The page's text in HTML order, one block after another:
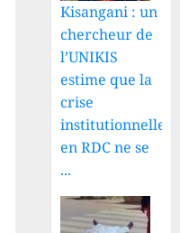
Kisangani : un
chercheur de
l’UNIKIS
estime que la
crise
institutionnelle
en RDC ne se
...